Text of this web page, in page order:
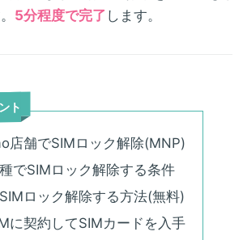
5分程度で完了 します。
ト
店舗でSIMロック解除(MNP)
でSIMロック解除する条件
ロック解除する方法(無料)
に契約してSIMカードを入手